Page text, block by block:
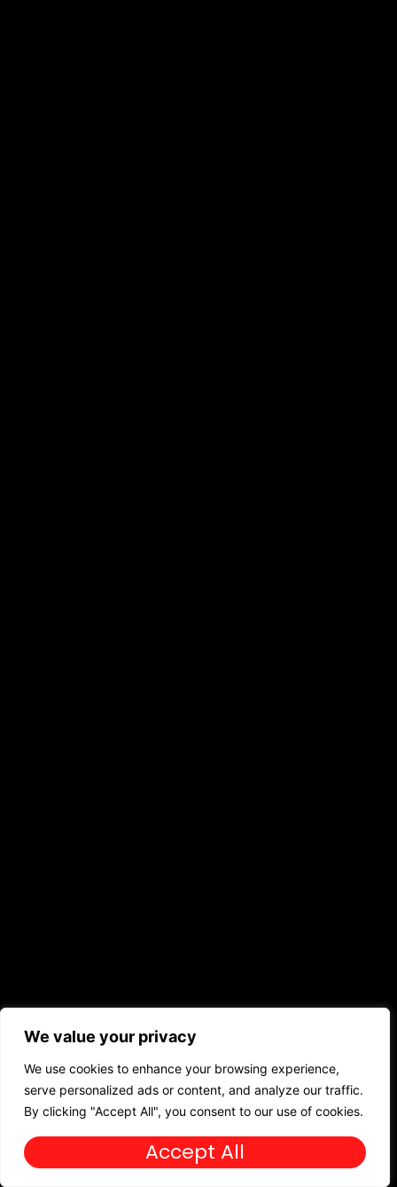
We value your privacy
We use cookies to enhance your browsing experience,
serve personalized ads or content, and analyze our traffic.
By clicking "Accept All", you consent to our use of cookies.
Accept All